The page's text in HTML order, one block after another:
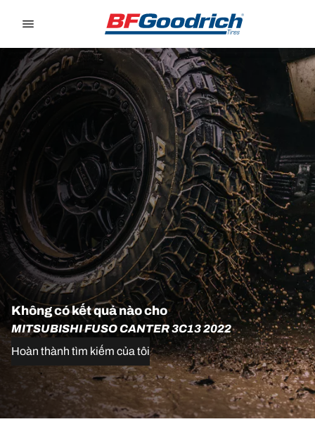
Không có kết quả nào cho
MITSUBISHI FUSO CANTER 3C13 2022
Hoàn thành tìm kiếm của tôi